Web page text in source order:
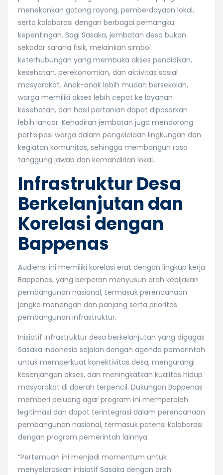
menekankan gotong royong, pemberdayaan lokal,
serta kolaborasi dengan berbagai pemangku
kepentingan. Bagi Sasaka, jembatan desa bukan
sekadar sarana fisik, melainkan simbol
keterhubungan yang membuka akses pendidikan,
kesehatan, perekonomian, dan aktivitas sosial
masyarakat. Anak-anak lebih mudah bersekolah,
warga memiliki akses lebih cepat ke layanan
kesehatan, dan hasil pertanian dapat dipasarkan
lebih lancar. Kehadiran jembatan juga mendorong
partisipasi warga dalam pengelolaan lingkungan dan
kegiatan komunitas, sehingga membangun rasa
tanggung jawab dan kemandirian lokal.
Infrastruktur Desa
Berkelanjutan dan
Korelasi dengan
Bappenas
Audiensi ini memiliki korelasi erat dengan lingkup kerja
Bappenas, yang berperan menyusun arah kebijakan
pembangunan nasional, termasuk perencanaan
jangka menengah dan panjang serta prioritas
pembangunan infrastruktur.
Inisiatif infrastruktur desa berkelanjutan yang digagas
Sasaka Indonesia sejalan dengan agenda pemerintah
untuk memperkuat konektivitas desa, mengurangi
kesenjangan akses, dan meningkatkan kualitas hidup
masyarakat di daerah terpencil. Dukungan Bappenas
memberi peluang agar program ini memperoleh
legitimasi dan dapat terintegrasi dalam perencanaan
pembangunan nasional, termasuk potensi kolaborasi
dengan program pemerintah lainnya.
“Pertemuan ini menjadi momentum untuk
menyelaraskan inisiatif Sasaka dengan arah